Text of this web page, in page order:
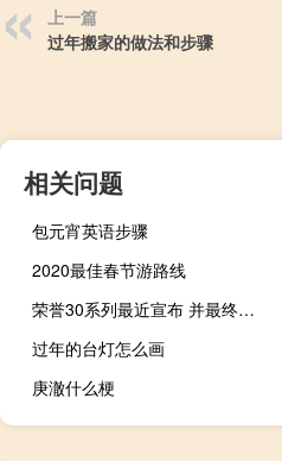
上一篇
过年搬家的做法和步骤
相关问题
包元宵英语步骤
2020最佳春节游路线
荣誉30系列最近宣布 并最终在今天早些时候推出
过年的台灯怎么画
庚澈什么梗